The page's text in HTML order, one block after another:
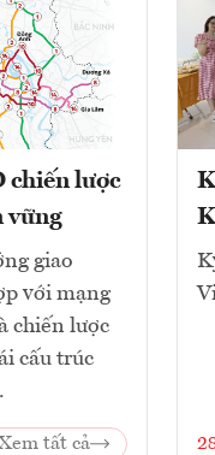
chiến lược
vững
giao
với mạng
chiến lược
cấu trúc
tất cả